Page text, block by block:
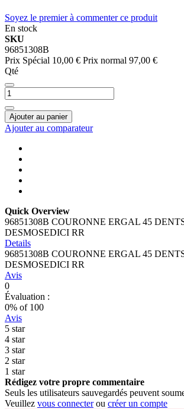
Soyez le premier à commenter ce produit
En stock
SKU
96851308B
Prix Spécial 10,00 € Prix normal 97,00 €
Qté
Ajouter au panier
Ajouter au comparateur
Quick Overview
96851308B COURONNE ERGAL 45
DESMOSEDICI RR
Details
96851308B COURONNE ERGAL 45
DESMOSEDICI RR
Avis
0
Évaluation :
0% of 100
Avis
5 star
4 star
3 star
2 star
1 star
Rédigez votre propre commentaire
Seuls les utilisateurs sauvegardés peuvent
Veuillez vous connecterou créer un compte